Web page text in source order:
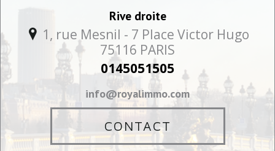
Rive droite
1, rue Mesnil - 7 Place Victor Hugo
75116 PARIS
0145051505
info@royalimmo.com
CONTACT